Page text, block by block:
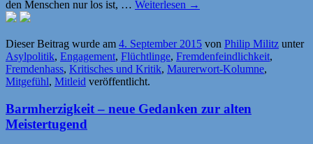
den Menschen nur los ist, … Weiterlesen →
Dieser Beitrag wurde am 4. September 2015 von Philip Militz unter
Asylpolitik, Engagement, Flüchtlinge, Fremdenfeindlichkeit,
Fremdenhass, Kritisches und Kritik, Maurerwort-Kolumne,
Mitgefühl, Mitleid veröffentlicht.
Barmherzigkeit – neue Gedanken zur alten
Meistertugend